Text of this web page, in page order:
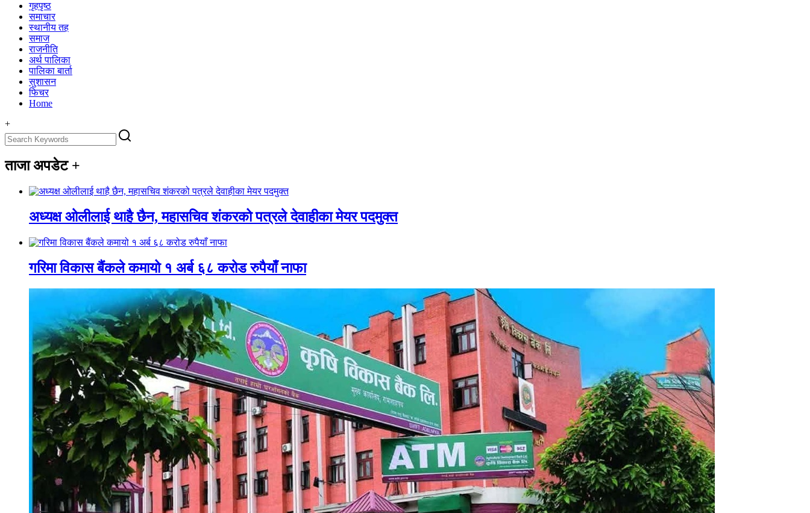
गृहपृष्‍ठ
समाचार
स्थानीय तह
समाज
राजनीति
अर्थ पालिका
पालिका बार्ता
सुशासन
फिचर
Home
+
ताजा अपडेट +
अध्यक्ष ओलीलाई थाहै छैन, महासचिव शंकरको पत्रले देवाहीका मेयर पदमुक्त
गरिमा विकास बैंकले कमायो १ अर्ब ६८ करोड रुपैयाँ नाफा